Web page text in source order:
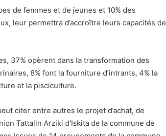
de femmes et de jeunes et 10% des
leur permettra d’accroître leurs capacités de
37% opèrent dans la transformation des
8% font la fourniture d’intrants, 4% la
et la pisciculture.
citer entre autres le projet d’achat, de
Tattalin Arziki d’Iskita de la commune de